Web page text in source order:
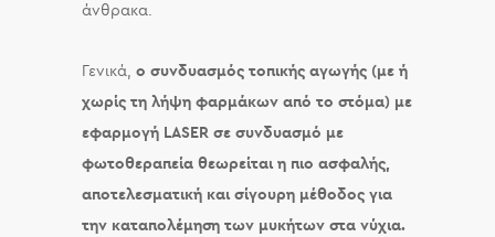
άνθρακα.
Γενικά, ο συνδυασμός τοπικής αγωγής (με ή
χωρίς τη λήψη φαρμάκων από το στόμα) με
εφαρμογή LASER σε συνδυασμό με
φωτοθεραπεία θεωρείται η πιο ασφαλής,
αποτελεσματική και σίγουρη μέθοδος για
την καταπολέμηση των μυκήτων στα νύχια.